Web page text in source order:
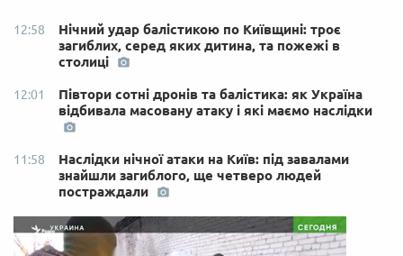
12:58
Нічний удар балістикою по Київщині: троє
загиблих, серед яких дитина, та пожежі в
столиці
12:01
Півтори сотні дронів та балістика: як Україна
відбивала масовану атаку і які маємо наслідки
11:58
Наслідки нічної атаки на Київ: під завалами
знайшли загиблого, ще четверо людей
постраждали